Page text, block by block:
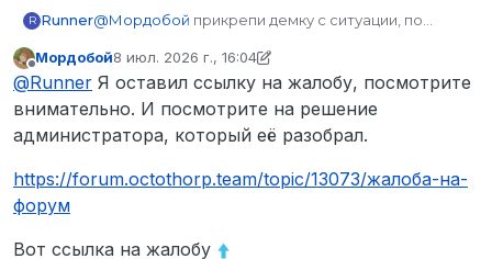
R Runner@Мордобой прикрепи демку с ситуации, по
Не в сети
Мордобой8 июл. 2026 г., 16:04
отредактировано Мордобой
@Runner Я оставил ссылку на жалобу, посмотрите
внимательно. И посмотрите на решение
администратора, который её разобрал.
https://forum.octothorp.team/topic/13073/жалоба-на-
форум
Вот ссылка на жалобу